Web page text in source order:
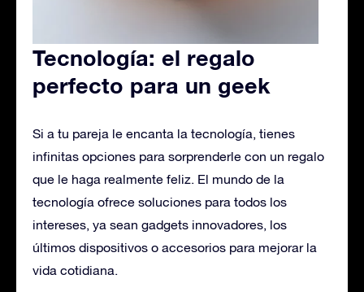
Tecnología: el regalo
perfecto para un geek
Si a tu pareja le encanta la tecnología, tienes
infinitas opciones para sorprenderle con un regalo
que le haga realmente feliz. El mundo de la
tecnología ofrece soluciones para todos los
intereses, ya sean gadgets innovadores, los
últimos dispositivos o accesorios para mejorar la
vida cotidiana.